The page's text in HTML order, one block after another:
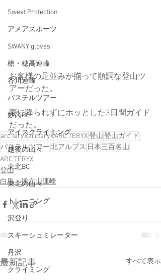
Sweet Protection
アメアスポーツ
SWANY gloves
槍・穂高連峰
谷川連峰
パステルツアー
妙高BC
アイスクライミング
越後の山々
東北BC
東北の山々
トレーニング
沢登り
スキーシュミレーター
丹沢
クライミング
お客様の足並みが揃って順調な登山ツ
アーだった。
雨に降られずにホッとした3日間ガイド
だった。
arc'teryxarcteryxARC’TERYX登山登山ガイド
パステルツアー北アルプス 日本三百名山
ARC'TERYX
登山
白馬・後立山連峰
最新記事 すべて表示